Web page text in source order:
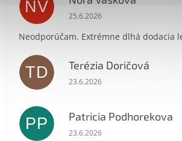
NV Hodnotenie obchodu je 1 z
25.6.2026
Neodporúčam. Extrémne dlhá dodacia
TD Terézia Doričová
Hodnotenie obchodu je 5 z
23.6.2026
PP Patricia Podhorekova
Hodnotenie obchodu je 5 z
23.6.2026